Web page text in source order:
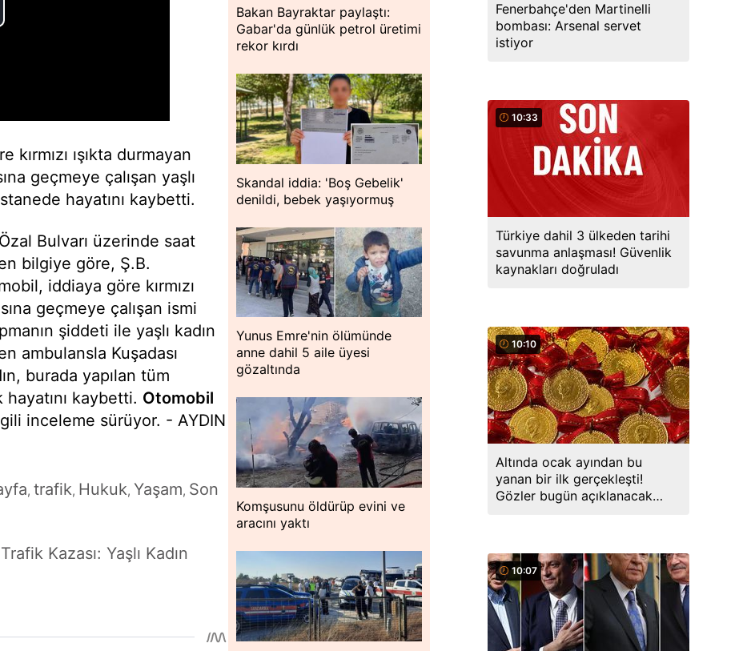
ışıkta durmayan
geçmeye çalışan yaşlı
hayatını kaybetti.
Bulvarı üzerinde saat
bilgiye göre, Ş.B.
iddiaya göre kırmızı
geçmeye çalışan ismi
şiddeti ile yaşlı kadın
ambulansla Kuşadası
burada yapılan tüm
kaybetti. Otomobil
inceleme sürüyor. - AYDIN
, trafik, Hukuk, Yaşam, Son
Kazası: Yaşlı Kadın
Bakan Bayraktar paylaştı:
Gabar'da günlük petrol üretimi
rekor kırdı
Skandal iddia: 'Boş Gebelik'
denildi, bebek yaşıyormuş
Yunus Emre'nin ölümünde
anne dahil 5 aile üyesi
gözaltında
Komşusunu öldürüp evini ve
aracını yaktı
Fenerbahçe'den Martinelli
bombası: Arsenal servet
istiyor
10:33
Türkiye dahil 3 ülkeden tarihi
savunma anlaşması! Güvenlik
kaynakları doğruladı
10:10
Altında ocak ayından bu
yanan bir ilk gerçekleşti!
Gözler bugün açıklanacak
10:07